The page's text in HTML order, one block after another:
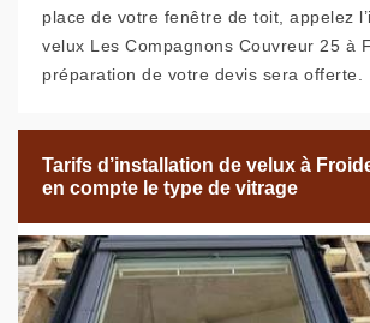
place de votre fenêtre de toit, appelez
velux Les Compagnons Couvreur 25 à
préparation de votre devis sera offerte.
Tarifs d’installation de velux à
en compte le type de vitrage